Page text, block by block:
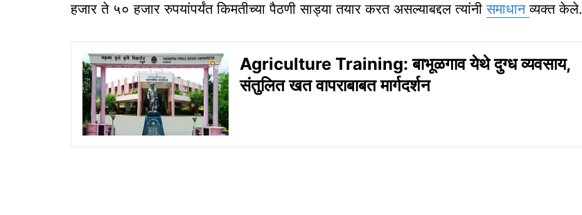
हजार ते ५० हजार रुपयांपर्यंत किमतीच्या पैठणी साड्या तयार करत असल्याबद्दल त्यांनीसमाधानव्यक्त केले.
Agriculture Training: बाभूळगाव येथे दुग्ध व्यवसाय,
संतुलित खत वापराबाबत मार्गदर्शन